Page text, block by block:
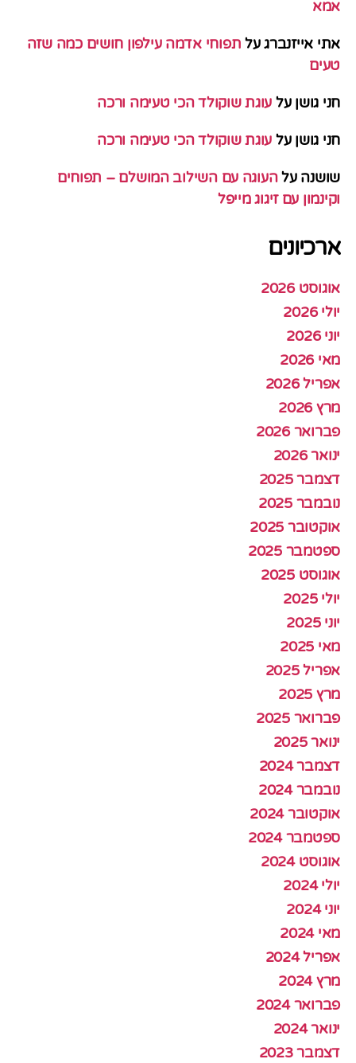
אמא
אתי אייזנברגעל תפוחי אדמה עילפון חושים כמה שזה
טעים
חני גושן על עוגת שוקולד הכי טעימה ורכה
חני גושן על עוגת שוקולד הכי טעימה ורכה
שושנה עלהעוגה עם השילוב המושלם – תפוחים
וקינמון עם זיגוג מייפל
ארכיונים
אוגוסט 2026
יולי 2026
יוני 2026
מאי 2026
אפריל 2026
מרץ 2026
פברואר 2026
ינואר 2026
דצמבר 2025
נובמבר 2025
אוקטובר 2025
ספטמבר 2025
אוגוסט 2025
יולי 2025
יוני 2025
מאי 2025
אפריל 2025
מרץ 2025
פברואר 2025
ינואר 2025
דצמבר 2024
נובמבר 2024
אוקטובר 2024
ספטמבר 2024
אוגוסט 2024
יולי 2024
יוני 2024
מאי 2024
אפריל 2024
מרץ 2024
פברואר 2024
ינואר 2024
דצמבר 2023